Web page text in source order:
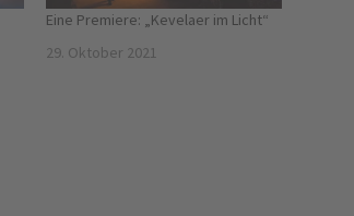
Eine Premiere: „Kevelaer im Licht“
29. Oktober 2021